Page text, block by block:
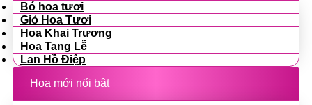
Bó hoa tươi
Giỏ Hoa Tươi
Hoa Khai Trương
Hoa Tang Lễ
Lan Hồ Điệp
Hoa mới nổi bật